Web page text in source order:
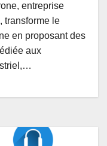
entreprise
transforme le
en proposant des
aux